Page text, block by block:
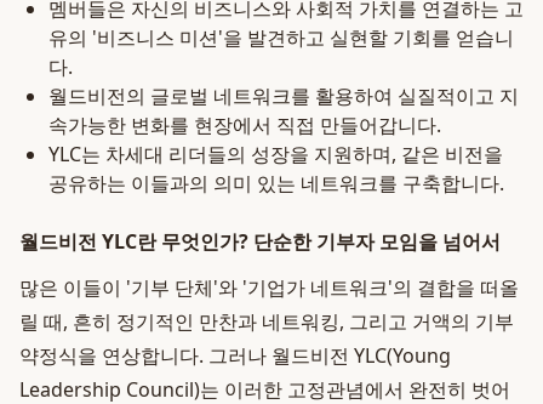
멤버들은 자신의 비즈니스와 사회적 가치를 연결하는 고
유의 '비즈니스 미션'을 발견하고 실현할 기회를 얻습니
다.
월드비전의 글로벌 네트워크를 활용하여 실질적이고 지
속가능한 변화를 현장에서 직접 만들어갑니다.
YLC는 차세대 리더들의 성장을 지원하며, 같은 비전을
공유하는 이들과의 의미 있는 네트워크를 구축합니다.
월드비전 YLC란 무엇인가? 단순한 기부자 모임을 넘어서
많은 이들이 '기부 단체'와 '기업가 네트워크'의 결합을 떠올
릴 때, 흔히 정기적인 만찬과 네트워킹, 그리고 거액의 기부
약정식을 연상합니다. 그러나 월드비전 YLC(Young
Leadership Council)는 이러한 고정관념에서 완전히 벗어